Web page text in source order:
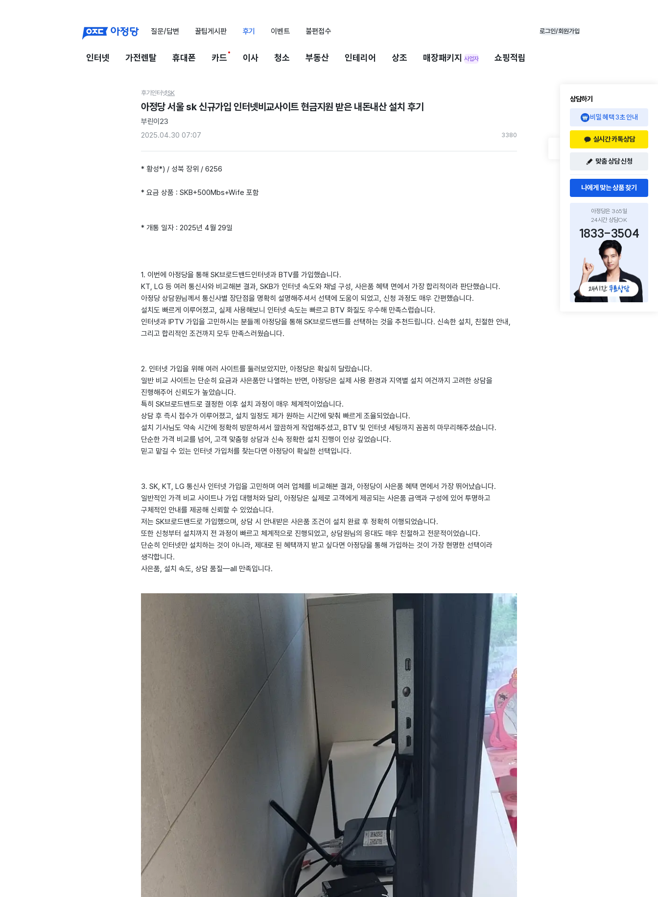
질문/답변 꿀팁게시판 후기 이벤트 불편접수 로그인/회원가입
인터넷 가전렌탈 휴대폰 카드 이사 청소 부동산 인테리어 상조 매장패키지 사업자 쇼핑적립
후기 인터넷SK
아정당 서울 sk 신규가입 인터넷비교사이트 현금지원 받은 내돈내산 설치 후기
부린이23
2025.04.30 07:07
3380
* 황성*) / 성북 장위 / 6256
* 요금 상품 : SKB+500Mbs+Wife 포함
* 개통 일자 : 2025년 4월 29일
1. 이번에 아정당을 통해 SK브로드밴드인터넷과 BTV를 가입했습니다.
KT, LG 등 여러 통신사와 비교해본 결과, SKB가 인터넷 속도와 채널 구성, 사은품 혜택 면에서 가장 합리적이라 판단했습니다.
아정당 상담원님께서 통신사별 장단점을 명확히 설명해주셔서 선택에 도움이 되었고, 신청 과정도 매우 간편했습니다.
설치도 빠르게 이루어졌고, 실제 사용해보니 인터넷 속도는 빠르고 BTV 화질도 우수해 만족스럽습니다.
인터넷과 IPTV 가입을 고민하시는 분들께 아정당을 통해 SK브로드밴드를 선택하는 것을 추천드립니다. 신속한 설치, 친절한 안내,
그리고 합리적인 조건까지 모두 만족스러웠습니다.
2. 인터넷 가입을 위해 여러 사이트를 둘러보았지만, 아정당은 확실히 달랐습니다.
일반 비교 사이트는 단순히 요금과 사은품만 나열하는 반면, 아정당은 실제 사용 환경과 지역별 설치 여건까지 고려한 상담을
진행해주어 신뢰도가 높았습니다.
특히 SK브로드밴드로 결정한 이후 설치 과정이 매우 체계적이었습니다.
상담 후 즉시 접수가 이루어졌고, 설치 일정도 제가 원하는 시간에 맞춰 빠르게 조율되었습니다.
설치 기사님도 약속 시간에 정확히 방문하셔서 깔끔하게 작업해주셨고, BTV 및 인터넷 세팅까지 꼼꼼히 마무리해주셨습니다.
단순한 가격 비교를 넘어, 고객 맞춤형 상담과 신속 정확한 설치 진행이 인상 깊었습니다.
믿고 맡길 수 있는 인터넷 가입처를 찾는다면 아정당이 확실한 선택입니다.
3. SK, KT, LG 통신사 인터넷 가입을 고민하며 여러 업체를 비교해본 결과, 아정당이 사은품 혜택 면에서 가장 뛰어났습니다.
일반적인 가격 비교 사이트나 가입 대행처와 달리, 아정당은 실제로 고객에게 제공되는 사은품 금액과 구성에 있어 투명하고
구체적인 안내를 제공해 신뢰할 수 있었습니다.
저는 SK브로드밴드로 가입했으며, 상담 시 안내받은 사은품 조건이 설치 완료 후 정확히 이행되었습니다.
또한 신청부터 설치까지 전 과정이 빠르고 체계적으로 진행되었고, 상담원님의 응대도 매우 친절하고 전문적이었습니다.
단순히 인터넷만 설치하는 것이 아니라, 제대로 된 혜택까지 받고 싶다면 아정당을 통해 가입하는 것이 가장 현명한 선택이라
생각합니다.
사은품, 설치 속도, 상담 품질—all 만족입니다.
상담하기
비밀 혜택 3초 안내
실시간 카톡상담
맞춤 상담 신청
나에게 맞는 상품 찾기
아정당은 365일
24시간 상담OK
1833-3504